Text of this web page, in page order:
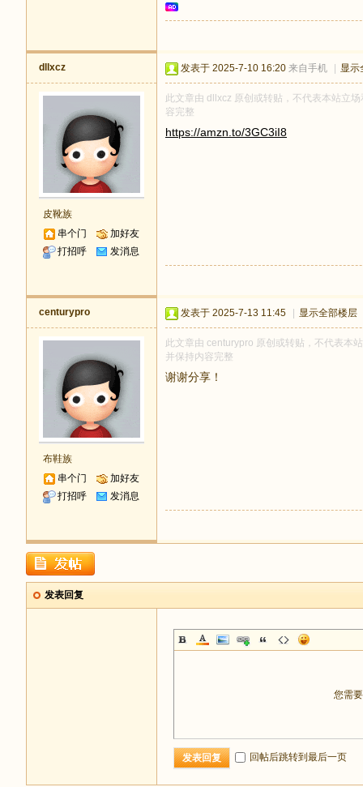
dllxcz
皮靴族
串个门
加好友
打招呼
发消息
发表于 2025-7-10 16:20 来自手机 显示
此文章由 dllxcz 原创或转贴，不代表本站立
容完整
https://amzn.to/3GC3iI8
centurypro
布鞋族
串个门
加好友
打招呼
发消息
发表于 2025-7-13 11:45 显示全部楼层
此文章由 centurypro 原创或转贴，不代表本
并保持内容完整
谢谢分享！
发表回复
您需
发表回复 回帖后跳转到最后一页